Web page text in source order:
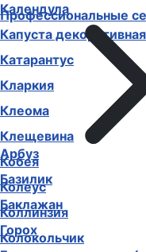
Календула
Капуста декоративная
Катарантус
Кларкия
Клеома
Клещевина
Кобея
Колеус
Коллинзия
Колокольчик
Профессиональные
Арбуз
Базилик
Баклажан
Горох